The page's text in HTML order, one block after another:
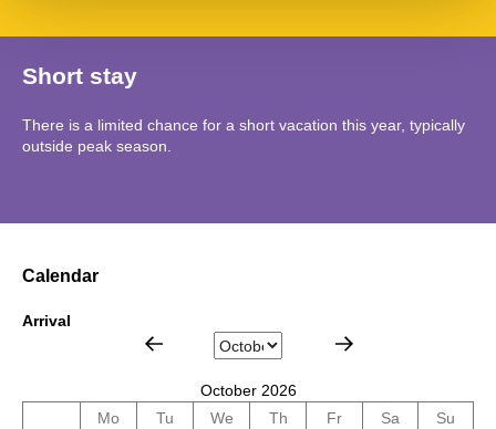
Short stay
There is a limited chance for a short vacation this year, typically
outside peak season.
Calendar
Arrival
October 2026
Mo
Tu We Th Fr Sa
Su